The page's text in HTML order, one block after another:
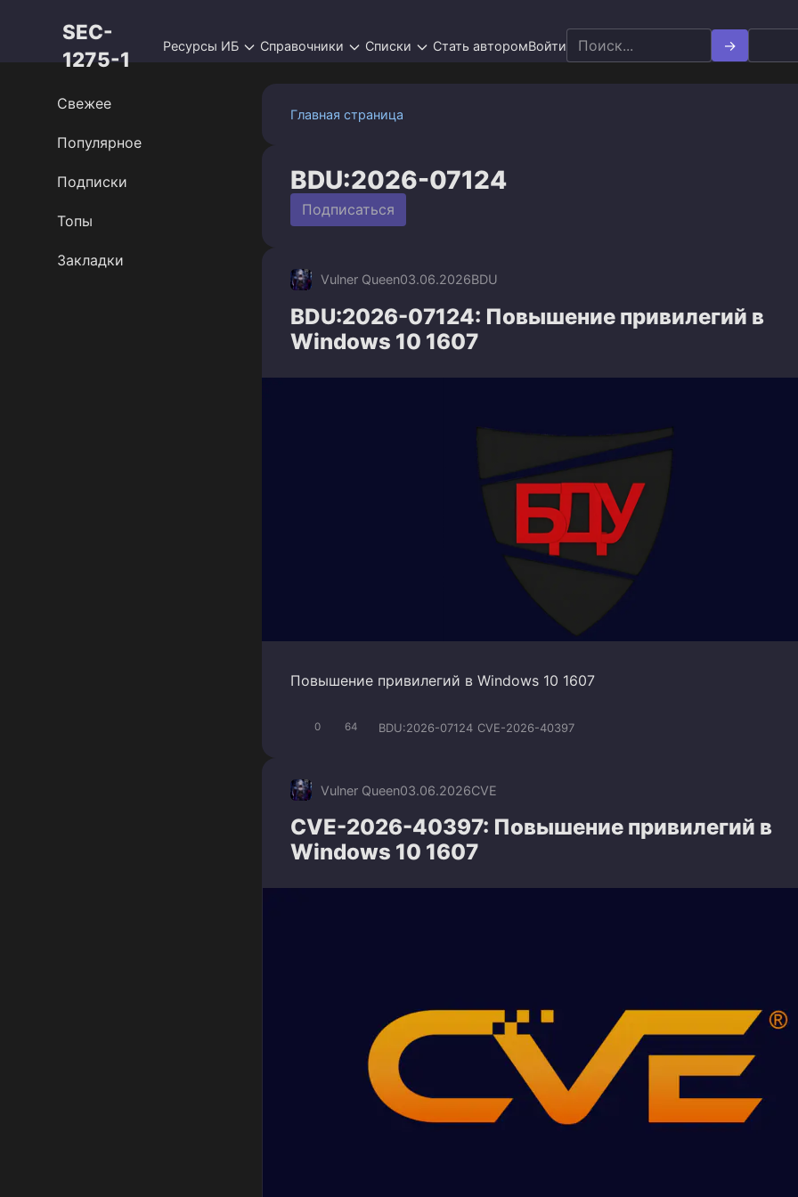
SEC-
1275-1
Ресурсы ИБ Справочники Списки Стать авторомВойти Search
for:
Главная страница
BDU:2026-07124
Подписаться
Vulner Queen03.06.2026BDU
BDU:2026-07124: Повышение привилегий в
Windows 10 1607
Повышение привилегий в Windows 10 1607
0 64 BDU:2026-07124 CVE-2026-40397
Vulner Queen03.06.2026CVE
CVE-2026-40397: Повышение привилегий в
Windows 10 1607
Свежее
Популярное
Подписки
Топы
Закладки